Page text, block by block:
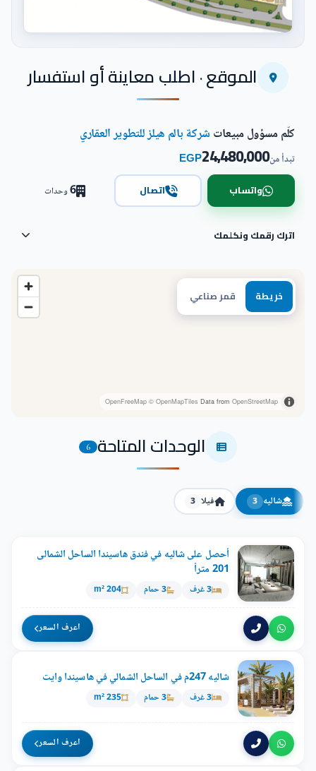
اضغط للتكبيرالموقع · اطلب معاينة أو استفسار
خريطة قمر صناعي
OpenFreeMap © OpenMapTiles Data from OpenStreetMap
كلّم مسؤول مبيعات شركة بالم هيلز للتطوير العقاري
تبدأ من24,480,000
EGP
واتساب اتصال 6وحدات
اترك رقمك ونكلمك
الوحدات المتاحة 6
شاليه 3 فيلا 3
أحصل على شاليه في فندق هاسيندا الساحل الشمالى
201 متراً
3 غرف 3 حمام 204 m²
اعرف السعر
شاليه 247م في الساحل الشمالي في هاسيندا وايت
3 غرف 3 حمام 235 m²
اعرف السعر